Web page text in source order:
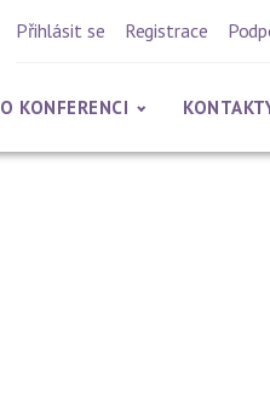
Přihlásit se Registrace
O KONFERENCI